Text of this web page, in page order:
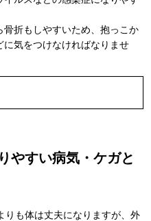
折もしやすいため、抱っこか
に気をつけなければなりませ
やすい病気・ケガと
りも体は丈夫になりますが、外